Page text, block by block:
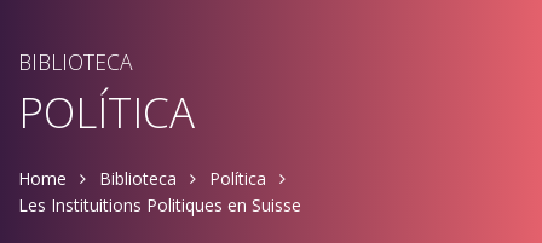
BIBLIOTECA
POLÍTICA
Home Biblioteca
Política
Les Instituitions Politiques en Suisse